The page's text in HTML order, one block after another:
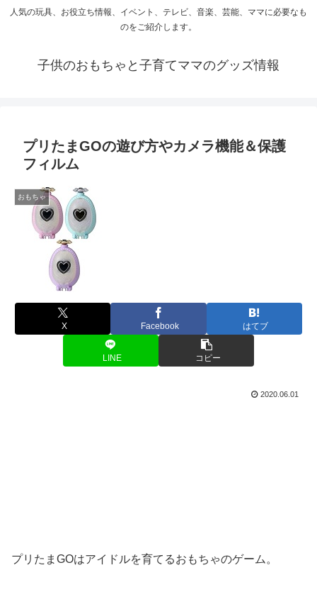
人気の玩具、お役立ち情報、イベント、テレビ、音楽、芸能、ママに必要なも
のをご紹介します。
子供のおもちゃと子育てママのグッズ情報
プリたまGOの遊び方やカメラ機能＆保護
フィルム
おもちゃ
X Facebook はてブ
LINE コピー
2020.06.01
プリたまGOはアイドルを育てるおもちゃのゲーム。